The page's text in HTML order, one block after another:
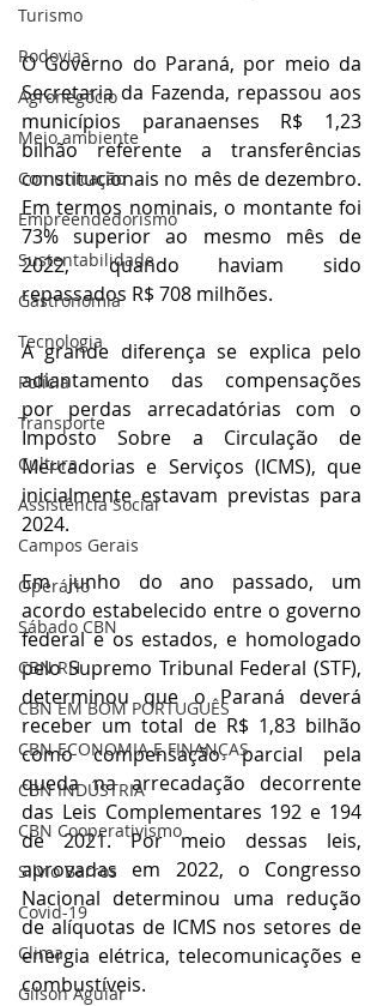
Turismo
Rodovias
Agronegócio
Meio ambiente
Comunicação
Empreendedorismo
Sustentabilidade
Gastronomia
Tecnologia
Polícia
Transporte
Cultura
Assistência Social
Campos Gerais
Operário
Sábado CBN
CBN RH
CBN EM BOM PORTUGUÊS
CBN ECONOMIA E FINANÇAS
CBN INDÚSTRIA
CBN Cooperativismo
Silvio Barros
Covid-19
Clima
Gilson Aguiar
O Governo do Paraná, por meio da
Secretaria da Fazenda, repassou aos
municípios paranaenses R$ 1,23
bilhão referente a transferências
constitucionais no mês de dezembro.
Em termos nominais, o montante foi
73% superior ao mesmo mês de
2022, quando haviam sido
repassados R$ 708 milhões.
A grande diferença se explica pelo
adiantamento das compensações
por perdas arrecadatórias com o
Imposto Sobre a Circulação de
Mercadorias e Serviços (ICMS), que
inicialmente estavam previstas para
2024.
Em junho do ano passado, um
acordo estabelecido entre o governo
federal e os estados, e homologado
pelo Supremo Tribunal Federal (STF),
determinou que o Paraná deverá
receber um total de R$ 1,83 bilhão
como compensação parcial pela
queda na arrecadação decorrente
das Leis Complementares 192 e 194
de 2021. Por meio dessas leis,
aprovadas em 2022, o Congresso
Nacional determinou uma redução
de alíquotas de ICMS nos setores de
energia elétrica, telecomunicações e
combustíveis.